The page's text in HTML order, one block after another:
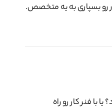
رو بسپاری به یه متخصص.
با فنر کار رو راه